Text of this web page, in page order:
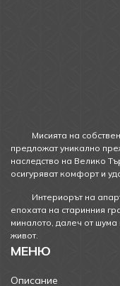
Мисията на
предложат уникално
наследство на Велико
осигуряват комфорт и
Интериорът на
епохата на старинния
миналото, далеч от
живот.
МЕНЮ
Описание